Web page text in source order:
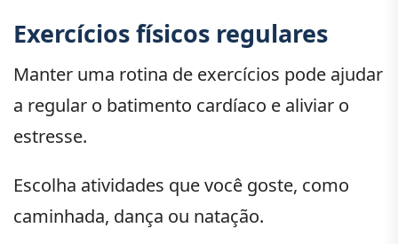
Exercícios físicos regulares
Manter uma rotina de exercícios pode ajudar
a regular o batimento cardíaco e aliviar o
estresse.
Escolha atividades que você goste, como
caminhada, dança ou natação.